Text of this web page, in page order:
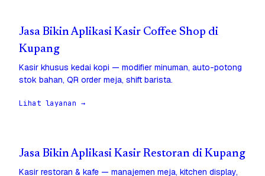
Jasa Bikin Aplikasi Kasir Coffee Shop di
Kupang
Kasir khusus kedai kopi — modifier minuman, auto-potong
stok bahan, QR order meja, shift barista.
Lihat layanan →
Jasa Bikin Aplikasi Kasir Restoran di Kupang
Kasir restoran & kafe — manajemen meja, kitchen display,